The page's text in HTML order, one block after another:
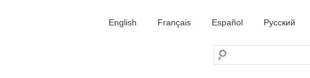
English Français Español Русский